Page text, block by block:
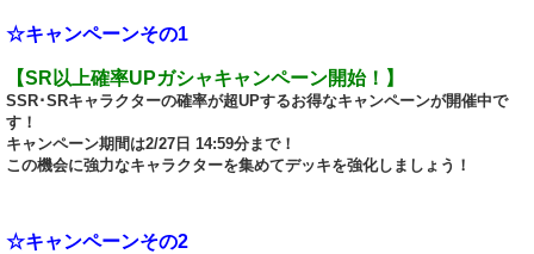
☆キャンペーンその1
【SR以上確率UPガシャキャンペーン開始！】
SSR･SRキャラクターの確率が超UPするお得なキャンペーンが開催中で
す！
キャンペーン期間は2/27日 14:59分まで！
この機会に強力なキャラクターを集めてデッキを強化しましょう！
☆キャンペーンその2